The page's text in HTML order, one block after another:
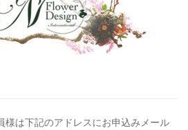
様は下記のアドレスにお申込みメール